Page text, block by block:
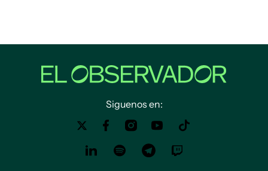
Siguenos en: